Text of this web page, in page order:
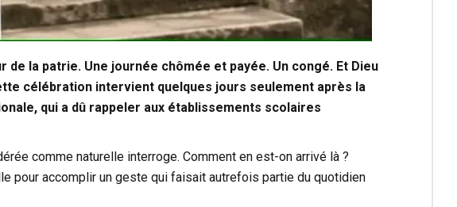
la patrie. Une journée chômée et payée. Un congé. Et Dieu
célébration intervient quelques jours seulement après la
qui a dû rappeler aux établissements scolaires
comme naturelle interroge. Comment en est-on arrivé là ?
pour accomplir un geste qui faisait autrefois partie du quotidien